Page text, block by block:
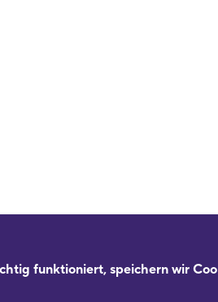
funktioniert, speichern wir